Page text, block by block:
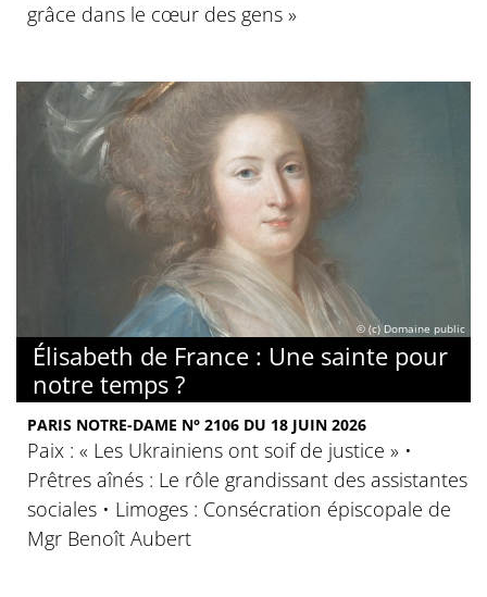
grâce dans le cœur des gens »
© (c) Domaine public
Élisabeth de France : Une sainte pour
notre temps ?
PARIS NOTRE-DAME N° 2106 DU 18 JUIN 2026
Paix : « Les Ukrainiens ont soif de justice » •
Prêtres aînés : Le rôle grandissant des assistantes
sociales • Limoges : Consécration épiscopale de
Mgr Benoît Aubert